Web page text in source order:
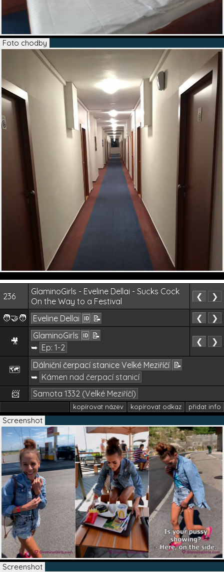
Foto chodby
236
GlaminoGirls - Eveline Dellai - Sucks Cock
On the Way to a Festival
❮ ❯
🧑‍🤝‍🧑 Eveline Dellai 🆔 📝 ❮ ❯
🎥
GlaminoGirls 🆔 📝
➥ Ep: 1-2
❮ ❯
🗺️ Dálniční čerpací stanice Velké Meziříčí 📝
➥ Kámen nad čerpací stanicí
📨
Samota 1332 (Velké Meziříčí)
kopírovat název kopírovat odkaz přidat info
Screenshot
Screenshot